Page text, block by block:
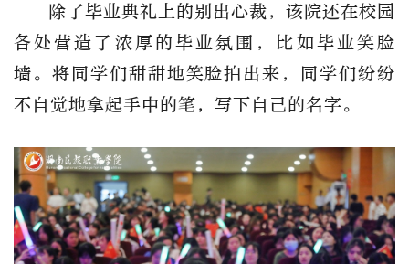
除了毕业典礼上的别出心裁，该院还在校园
各处营造了浓厚的毕业氛围，比如毕业笑脸
墙。将同学们甜甜地笑脸拍出来，同学们纷纷
不自觉地拿起手中的笔，写下自己的名字。